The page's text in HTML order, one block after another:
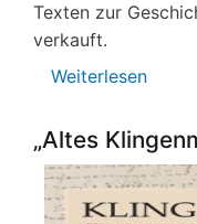
Texten zur
verkauft.
Weiterlesen
„Altes